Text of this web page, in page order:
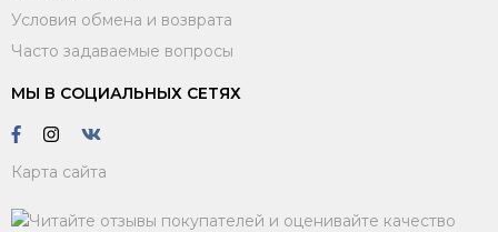
Условия обмена и возврата
Часто задаваемые вопросы
МЫ В СОЦИАЛЬНЫХ СЕТЯХ
Карта сайта